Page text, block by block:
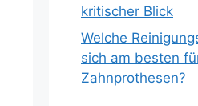
kritischer Blick
Welche
sich am besten
Zahnprothesen?